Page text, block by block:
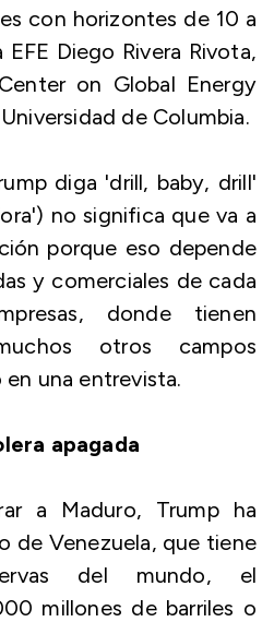
con horizontes de 10 a
Diego Rivera Rivota,
on Global Energy
de Columbia.
diga 'drill, baby, drill'
no significa que va a
porque eso depende
y comerciales de cada
donde tienen
otros campos
una entrevista.
apagada
a Maduro, Trump ha
de Venezuela, que tiene
del mundo, el
millones de barriles o